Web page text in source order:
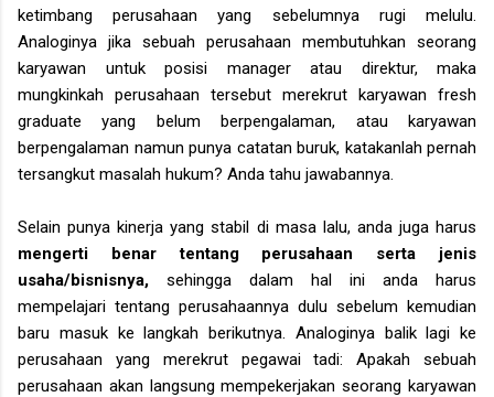
ketimbang perusahaan yang sebelumnya rugi melulu.
Analoginya jika sebuah perusahaan membutuhkan seorang
karyawan untuk posisi manager atau direktur, maka
mungkinkah perusahaan tersebut merekrut karyawan fresh
graduate yang belum berpengalaman, atau karyawan
berpengalaman namun punya catatan buruk, katakanlah pernah
tersangkut masalah hukum? Anda tahu jawabannya.
Selain punya kinerja yang stabil di masa lalu, anda juga harus
mengerti benar tentang perusahaan serta jenis
usaha/bisnisnya, sehingga dalam hal ini anda harus
mempelajari tentang perusahaannya dulu sebelum kemudian
baru masuk ke langkah berikutnya. Analoginya balik lagi ke
perusahaan yang merekrut pegawai tadi: Apakah sebuah
perusahaan akan langsung mempekerjakan seorang karyawan